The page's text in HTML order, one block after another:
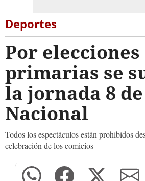
Deportes
Por elecciones
primarias se
la jornada 8
Nacional
Todos los espectáculos están prohibidos
celebración de los comicios